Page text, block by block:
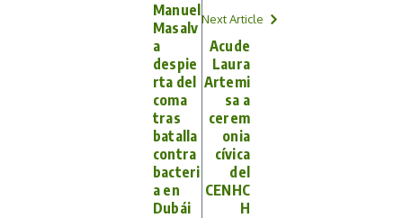
Manuel
Masalv
a
despie
rta del
coma
tras
batalla
contra
bacteri
a en
Dubái
Next Article
Acude
Laura
Artemi
sa a
cerem
onia
cívica
del
CENHC
H